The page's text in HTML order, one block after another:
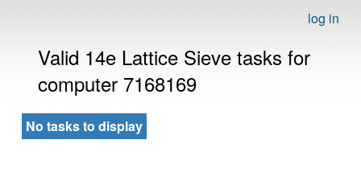
log in
Valid 14e Lattice Sieve tasks for
computer 7168169
No tasks to display